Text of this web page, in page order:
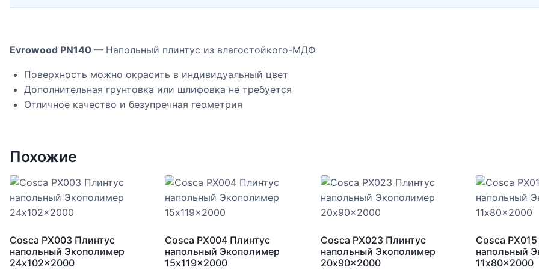
Evrowood PN140 — Напольный плинтус из влагостойкого-МДФ
Поверхность можно окрасить в индивидуальный цвет
Дополнительная грунтовка или шлифовка не требуется
Отличное качество и безупречная геометрия
Похожие
Cosca PX003 Плинтус
напольный Экополимер
24x102x2000
Cosca PX004 Плинтус
напольный Экополимер
15x119x2000
Cosca PX023 Плинтус
напольный Экополимер
20x90x2000
Cosca
напольный
11x80x2000